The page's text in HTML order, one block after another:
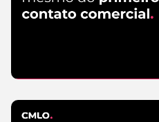
Leia mais
Marketing